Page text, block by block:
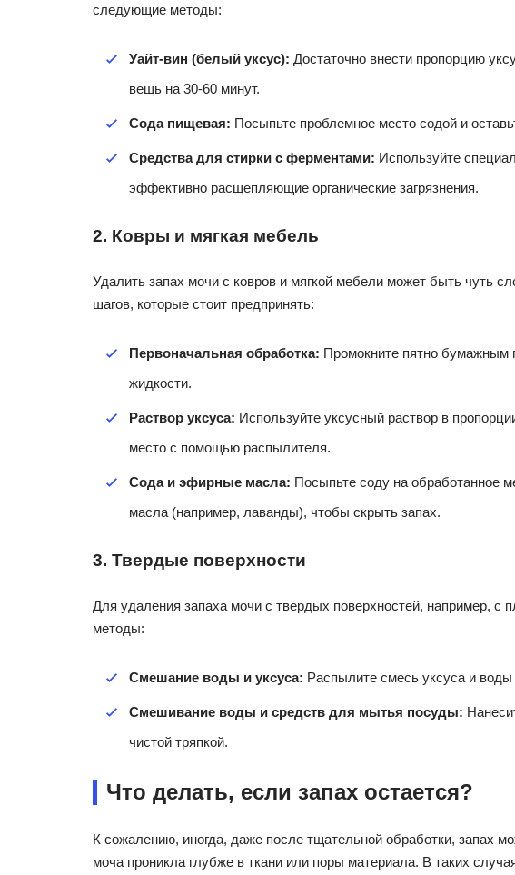
следующие методы:
Уайт-вин (белый уксус): Достаточно внести пропорцию
вещь на 30-60 минут.
Сода пищевая: Посыпьте проблемное место содой и
Средства для стирки с ферментами: Используйте
эффективно расщепляющие органические загрязнения.
2. Ковры и мягкая мебель
Удалить запах мочи с ковров и мягкой мебели может быть чуть
шагов, которые стоит предпринять:
Первоначальная обработка: Промокните пятно бумажным
жидкости.
Раствор уксуса: Используйте уксусный раствор в
место с помощью распылителя.
Сода и эфирные масла: Посыпьте соду на обработанное
масла (например, лаванды), чтобы скрыть запах.
3. Твердые поверхности
Для удаления запаха мочи с твердых поверхностей, например, с
методы:
Смешание воды и уксуса: Распылите смесь уксуса и
Смешивание воды и средств для мытья посуды:
чистой тряпкой.
Что делать, если запах остается?
К сожалению, иногда, даже после тщательной обработки, запах
моча проникла глубже в ткани или поры материала. В таких